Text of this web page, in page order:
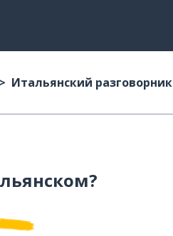
Итальянский разговорник